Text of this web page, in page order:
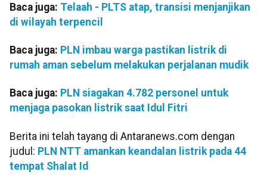
Baca juga: Telaah - PLTS atap, transisi menjanjikan
di wilayah terpencil
Baca juga: PLN imbau warga pastikan listrik di
rumah aman sebelum melakukan perjalanan mudik
Baca juga: PLN siagakan 4.782 personel untuk
menjaga pasokan listrik saat Idul Fitri
Berita ini telah tayang di Antaranews.com dengan
judul: PLN NTT amankan keandalan listrik pada 44
tempat Shalat Id